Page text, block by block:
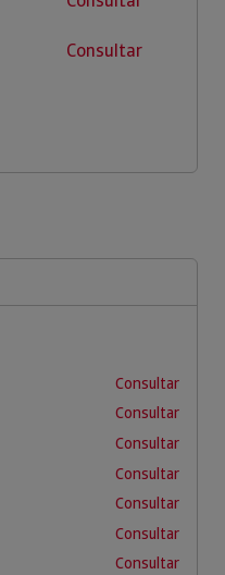
Consultar
Consultar
Consultar
Consultar
Consultar
Consultar
Consultar
Consultar